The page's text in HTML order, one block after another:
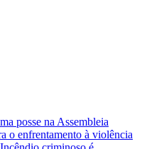
posse na Assembleia
o enfrentamento à violência